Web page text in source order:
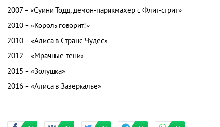
2007 – «Суини Тодд, демон-парикмахер с Флит-стрит»
2010 – «Король говорит!»
2010 – «Алиса в Стране Чудес»
2012 – «Мрачные тени»
2015 – «Золушка»
2016 – «Алиса в Зазеркалье»